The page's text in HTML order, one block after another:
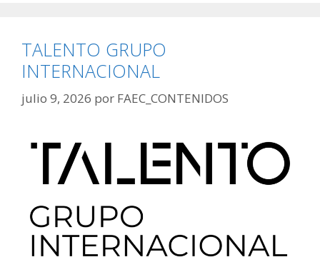
TALENTO GRUPO
INTERNACIONAL
julio 9, 2026 por FAEC_CONTENIDOS